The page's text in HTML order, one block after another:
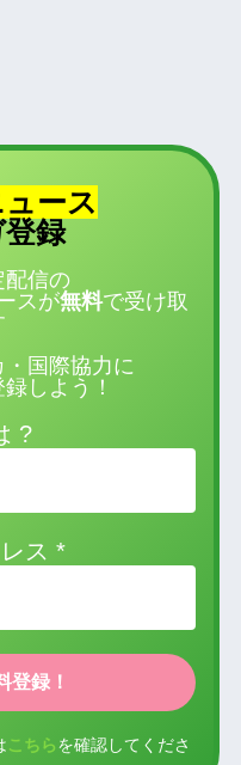
ース
登録
配信の
スが無料で受け取
国際協力に
しよう！
?
ス *
こちら を確認してくださ